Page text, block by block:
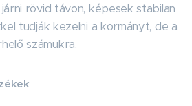
rövid távon, képesek stabilan
tudják kezelni a kormányt, de a
számukra.